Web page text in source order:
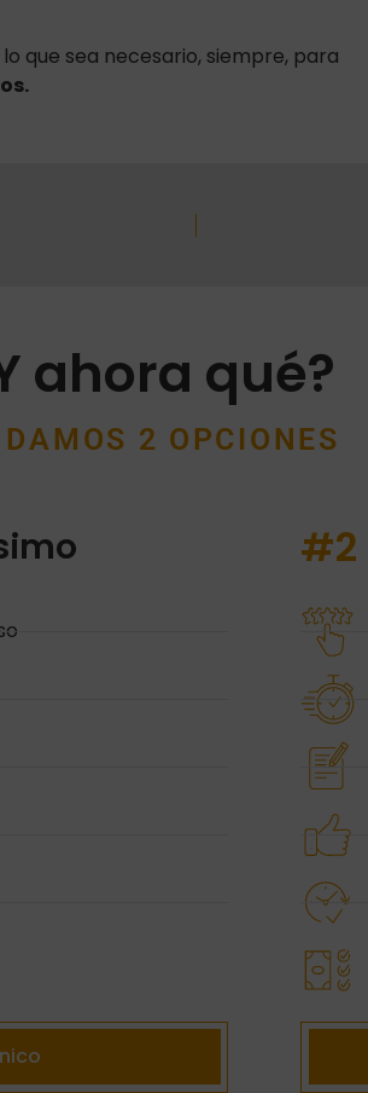
que sea necesario, siempre, para
ahora qué?
2 OPCIONES
#2